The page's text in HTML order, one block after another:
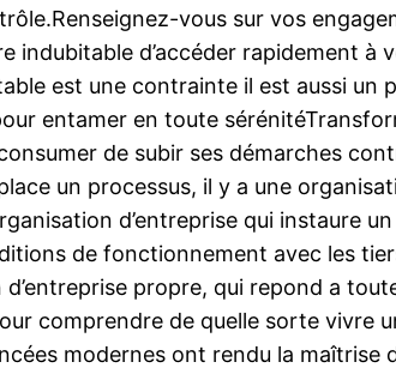
vous sur vos
indubitable d’accéder rapidement
est une contrainte il est aussi
entamer en toute
de subir ses démarches
un processus, il y a une
d’entreprise qui instaure
de fonctionnement avec les
propre, qui repond a
comprendre de quelle sorte vivre
modernes ont rendu la maîtrise